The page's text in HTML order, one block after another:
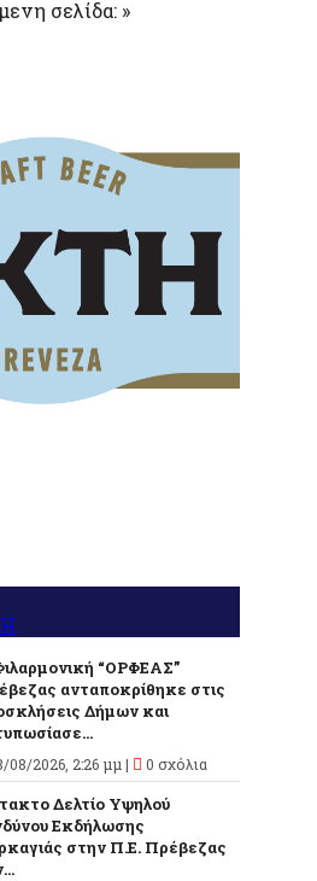
σελίδα: »
“ΟΡΦΕΑΣ”
ανταποκρίθηκε στις
Δήμων και
08/2026, 2:26 μμ | 0 σχόλια
Δελτίο Υψηλού
Εκδήλωσης
στην Π.Ε. Πρέβεζας